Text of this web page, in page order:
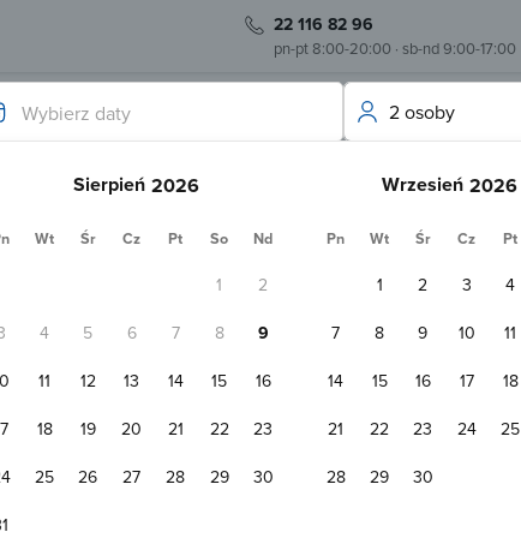
22 116 82 96
pn-pt 8:00-20:00 · sb-nd 9:00-17:00
Wybierz daty
Sierpień Wrzesień
Wt Śr Cz Pt So Nd Pn Wt Śr Cz Pt
1
2
4 5 6 7 8
9
11 12 13 14 15
16
18 19 20 21 22
23
25 26 27 28 29
30
1 2 3 4
7
8 9 10 11
14
15 16 17 18
21
22 23 24 25
28
29 30
2 osoby
obiektów.
White Frog Apartamenty Szczecin
WiFi